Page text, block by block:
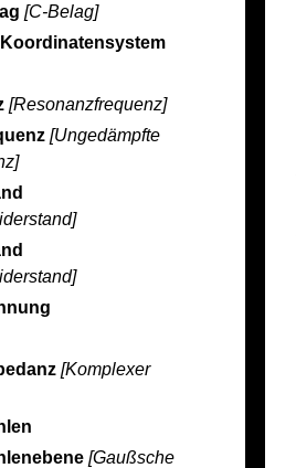
[C-Belag]
[Resonanzfrequenz]
[Ungedämpfte
[Komplexer
[Gaußsche